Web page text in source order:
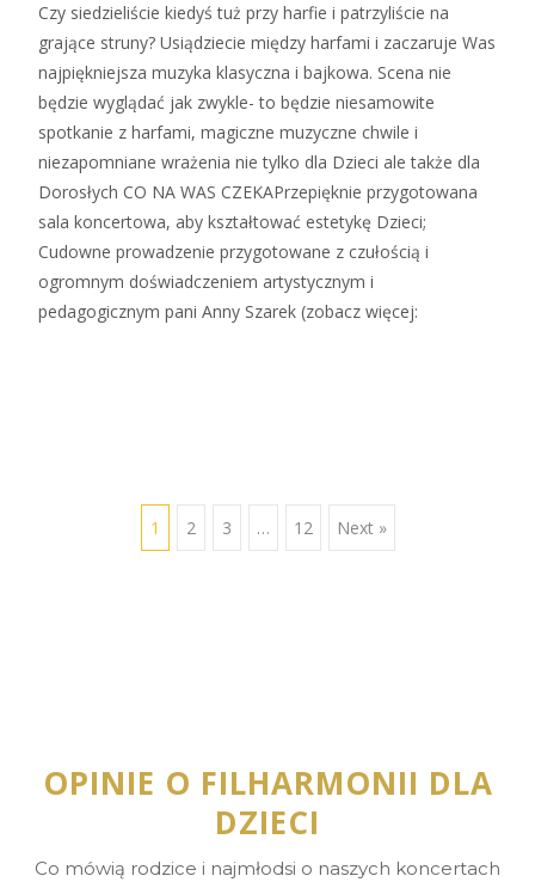
Czy siedzieliście kiedyś tuż przy harfie i patrzyliście na
grające struny? Usiądziecie między harfami i zaczaruje Was
najpiękniejsza muzyka klasyczna i bajkowa. Scena nie
będzie wyglądać jak zwykle- to będzie niesamowite
spotkanie z harfami, magiczne muzyczne chwile i
niezapomniane wrażenia nie tylko dla Dzieci ale także dla
Dorosłych CO NA WAS CZEKAPrzepięknie przygotowana
sala koncertowa, aby kształtować estetykę Dzieci;
Cudowne prowadzenie przygotowane z czułością i
ogromnym doświadczeniem artystycznym i
pedagogicznym pani Anny Szarek (zobacz więcej:
1 2 3 … 12 Next »
OPINIE O FILHARMONII DLA
DZIECI
Co mówią rodzice i najmłodsi o naszych koncertach